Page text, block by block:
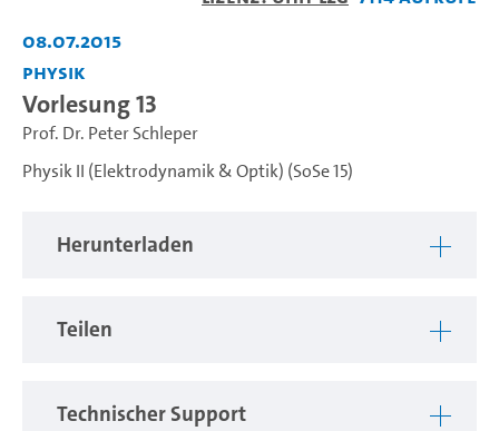
08.07.2015
Physik
Vorlesung 13
Prof. Dr. Peter Schleper
Physik II (Elektrodynamik & Optik) (SoSe 15)
Herunterladen
Teilen
Technischer Support